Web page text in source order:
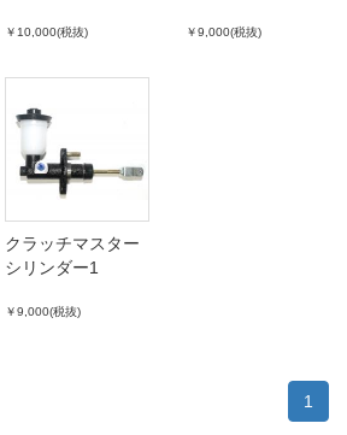
￥10,000(税抜) ￥9,000(税抜)
クラッチマスター
シリンダー1
￥9,000(税抜)
1